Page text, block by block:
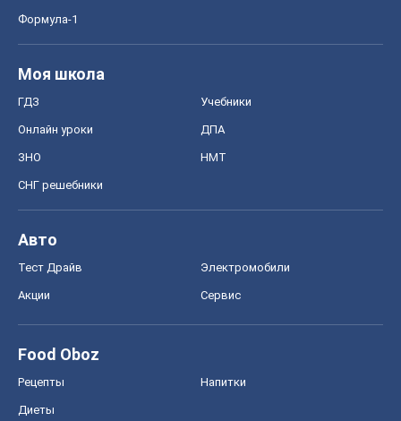
Формула-1
Моя школа
ГДЗ Учебники
Онлайн уроки ДПА
ЗНО НМТ
СНГ решебники
Авто
Тест Драйв Электромобили
Акции Сервис
Food Oboz
Рецепты Напитки
Диеты